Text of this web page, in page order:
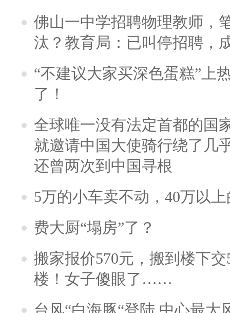
佛山一中学招聘物理教师，
汰？教育局：已叫停招聘，
“不建议大家买深色蛋糕”上
了！
全球唯一没有法定首都的国
就邀请中国大使骑行绕了几
还曾两次到中国寻根
5万的小车卖不动，40万以
费大厨“塌房”了？
搬家报价570元，搬到楼下
楼！女子傻眼了……